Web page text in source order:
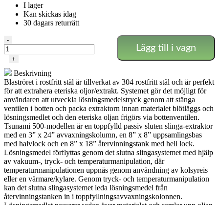
I lager
Kan skickas idag
30 dagars returrätt
Tsunami
500
Slutet
extraktionsrör
BHO
mängd
-
+
Lägg till i vagn
Beskrivning
Blaströret i rostfritt stål är tillverkat av 304 rostfritt stål och är perfekt
för att extrahera eteriska oljor/extrakt. Systemet gör det möjligt för
användaren att utveckla lösningsmedelstryck genom att stänga
ventilen i botten och packa extraktorn innan materialet blötläggs och
lösningsmedlet och den eteriska oljan frigörs via bottenventilen.
Tsunami 500-modellen är en toppfylld passiv sluten slinga-extraktor
med en 3” x 24” avvaxningskolumn, en 8” x 8” uppsamlingsbas
med halvlock och en 8” x 18” återvinningstank med heli lock.
Lösningsmedel förflyttas genom det slutna slingasystemet med hjälp
av vakuum-, tryck- och temperaturmanipulation, där
temperaturmanipulationen uppnås genom användning av kolsyreis
eller en värmare/kylare. Genom tryck- och temperaturmanipulation
kan det slutna slingasystemet leda lösningsmedel från
återvinningstanken in i toppfyllningsavvaxningskolonnen.